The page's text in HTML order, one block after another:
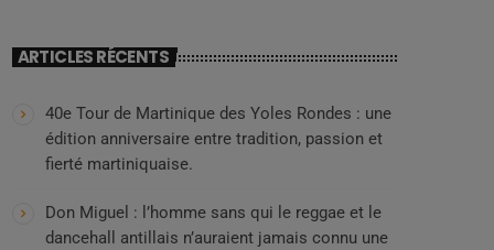
ARTICLES RÉCENTS
40e Tour de Martinique des Yoles Rondes : une
édition anniversaire entre tradition, passion et
fierté martiniquaise.
Don Miguel : l’homme sans qui le reggae et le
dancehall antillais n’auraient jamais connu une